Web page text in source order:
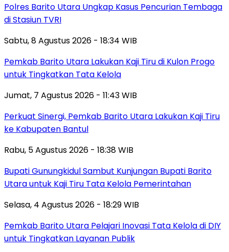
Polres Barito Utara Ungkap Kasus Pencurian Tembaga
di Stasiun TVRI
Sabtu, 8 Agustus 2026 - 18:34 WIB
Pemkab Barito Utara Lakukan Kaji Tiru di Kulon Progo
untuk Tingkatkan Tata Kelola
Jumat, 7 Agustus 2026 - 11:43 WIB
Perkuat Sinergi, Pemkab Barito Utara Lakukan Kaji Tiru
ke Kabupaten Bantul
Rabu, 5 Agustus 2026 - 18:38 WIB
Bupati Gunungkidul Sambut Kunjungan Bupati Barito
Utara untuk Kaji Tiru Tata Kelola Pemerintahan
Selasa, 4 Agustus 2026 - 18:29 WIB
Pemkab Barito Utara Pelajari Inovasi Tata Kelola di DIY
untuk Tingkatkan Layanan Publik